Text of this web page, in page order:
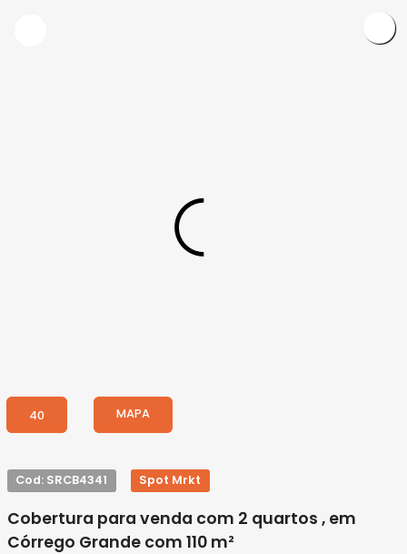
40 MAPA
Cod: SRCB4341 Spot Mrkt
Cobertura para venda com 2 quartos , em
Córrego Grande com 110 m²